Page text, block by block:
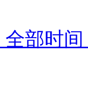
全部时间